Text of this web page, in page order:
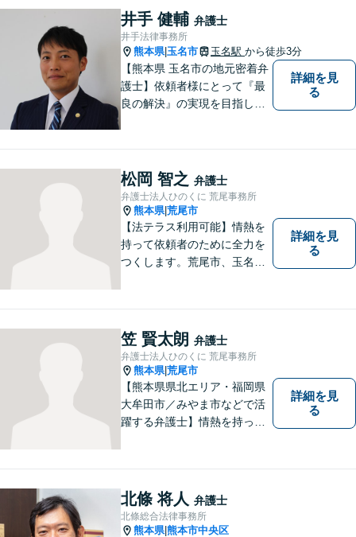
井手 健輔 弁護士
井手法律事務所
熊本県| 玉名市 玉名駅 から徒歩3分
【熊本県 玉名市の地元密着弁
護士】依頼者様にとって『最
良の解決』の実現を目指しま
詳細を見
る
松岡 智之 弁護士
弁護士法人ひのくに 荒尾事務所
熊本県|荒尾市
【法テラス利用可能】情熱を
持って依頼者のために全力を
つくします。荒尾市、玉名郡
能。個人、企業どちらの案件
にも対応可能ですのでお気軽
にご相談ください。【幅広い
案件のご相談可能】
詳細を見
る
笠 賢太朗 弁護士
弁護士法人ひのくに 荒尾事務所
熊本県|荒尾市
【熊本県県北エリア・福岡県
大牟田市／みやま市などで活
躍する弁護士】情熱を持って
題に1つ1つ丁寧に取り組みま
す。離婚 、相続、交通事故、
企業法務など幅広いお困りご
とに対応可能です！
詳細を見
る
北條 将人 弁護士
北條総合法律事務所
熊本県|熊本市中央区